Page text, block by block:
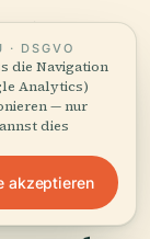
der App
· DSGVO
die Navigation
Analytics)
— nur
dies
akzeptieren